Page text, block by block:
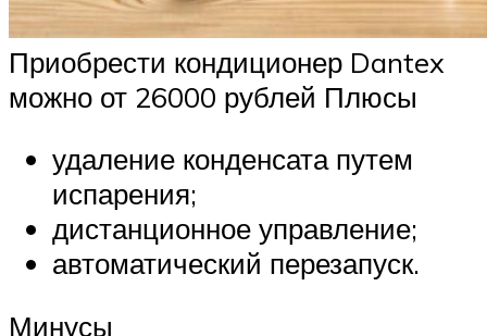
Приобрести кондиционер Dantex
можно от 26000 рублей Плюсы
удаление конденсата путем
испарения;
дистанционное управление;
автоматический перезапуск.
Минусы